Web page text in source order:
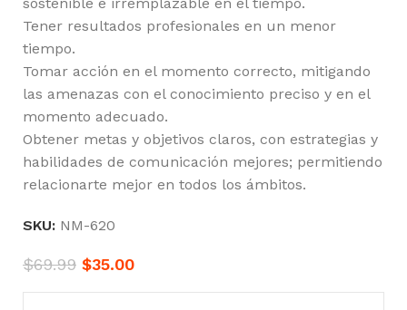
Tener resultados profesionales en un menor
tiempo.
Tomar acción en el momento correcto, mitigando
las amenazas con el conocimiento preciso y en el
momento adecuado.
Obtener metas y objetivos claros, con estrategias y
habilidades de comunicación mejores; permitiendo
relacionarte mejor en todos los ámbitos.
SKU: NM-620
$69.99 $35.00